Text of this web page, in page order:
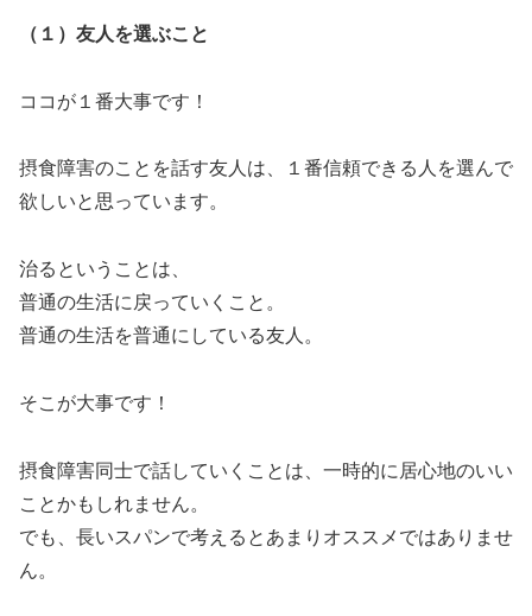
（１）友人を選ぶこと
ココが１番大事です！
摂食障害のことを話す友人は、１番信頼できる人を選んで
欲しいと思っています。
治るということは、
普通の生活に戻っていくこと。
普通の生活を普通にしている友人。
そこが大事です！
摂食障害同士で話していくことは、一時的に居心地のいい
ことかもしれません。
でも、長いスパンで考えるとあまりオススメではありませ
ん。